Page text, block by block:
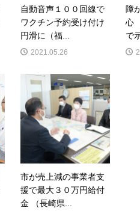
自動音声１００回線で
ワクチン予約受け付け
円滑に（福...
2021.05.26
障
心
で
市が売上減の事業者支
援で最大３０万円給付
金 （長崎県...